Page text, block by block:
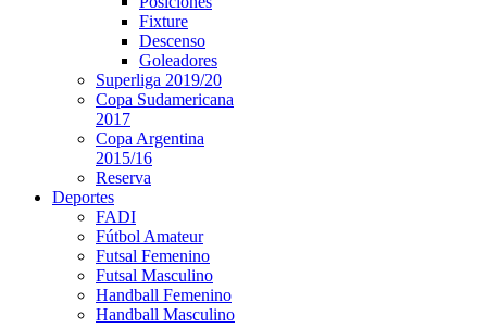
Fixture
Descenso
Goleadores
Superliga 2019/20
Copa Sudamericana
2017
Copa Argentina
2015/16
Reserva
Deportes
FADI
Fútbol Amateur
Futsal Femenino
Futsal Masculino
Handball Femenino
Handball Masculino